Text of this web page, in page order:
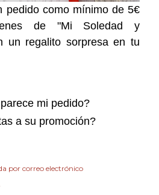
pedido como mínimo de 5€
de "Mi Soledad y
un regalito sorpresa en tu
mi pedido?
a su promoción?
por correo electrónico